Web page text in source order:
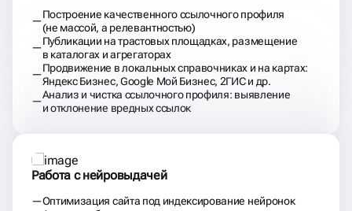
Построение качественного ссылочного профиля
(не массой, а релевантностью)
Публикации на трастовых площадках, размещение
в каталогах и агрегаторах
Продвижение в локальных справочниках и на картах:
Яндекс Бизнес, Google Мой Бизнес, 2ГИС и др.
Анализ и чистка ссылочного профиля: выявление
и отклонение вредных ссылок
Работа с нейровыдачей
Оптимизация сайта под индексирование нейронок